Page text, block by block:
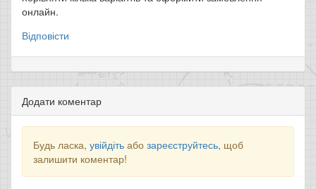
онлайн.
Відповісти
Додати коментар
Будь ласка, увійдіть або зареєструйтесь, щоб
залишити коментар!